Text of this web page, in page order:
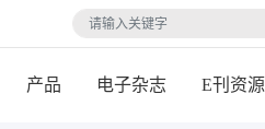
产品 电子杂志 E刊资源